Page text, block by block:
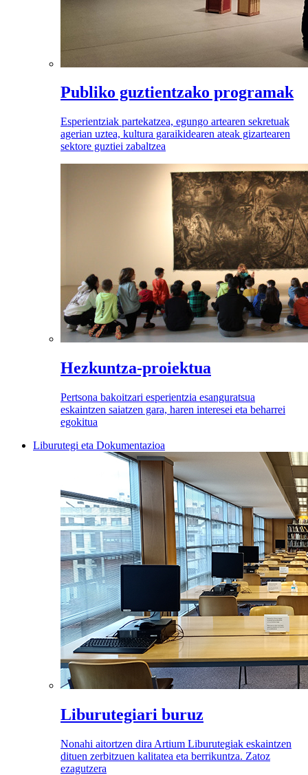
Publiko guztientzako programak
Esperientziak partekatzea, egungo artearen sekretuak
agerian uztea, kultura garaikidearen ateak gizartearen
sektore guztiei zabaltzea
Hezkuntza-proiektua
Pertsona bakoitzari esperientzia esanguratsua
eskaintzen saiatzen gara, haren interesei eta beharrei
egokitua
Liburutegi eta Dokumentazioa
Liburutegiari buruz
Nonahi aitortzen dira Artium Liburutegiak eskaintzen
dituen zerbitzuen kalitatea eta berrikuntza. Zatoz
ezagutzera